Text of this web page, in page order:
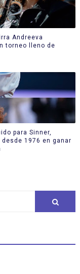
Andreeva
torneo lleno de
para Sinner,
1976 en ganar